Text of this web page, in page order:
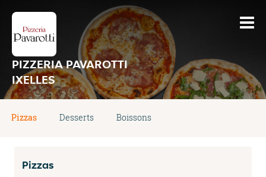
PIZZERIA PAVAROTTI
IXELLES
Pizzas Desserts Boissons
Pizzas